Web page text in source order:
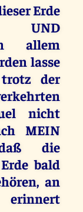
Erde
UND
allem
lasse
der
nicht
MEIN
die
bald
an